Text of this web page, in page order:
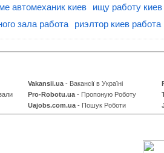
автомеханик киев
ищу работу киев
зала работа
риэлтор киев работа
Vakansii.ua - Вакансії в Україні
Pro-Robotu.ua - Пропоную Роботу
Uajobs.com.ua - Пошук Роботи